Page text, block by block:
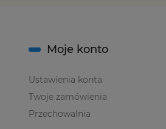
Moje konto
Ustawienia konta
Twoje zamówienia
Przechowalnia